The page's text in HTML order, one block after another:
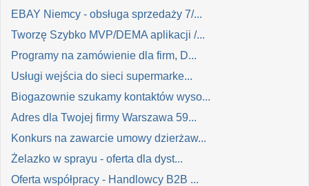
EBAY Niemcy - obsługa sprzedaży 7/...
Tworzę Szybko MVP/DEMA aplikacji /...
Programy na zamówienie dla firm, D...
Usługi wejścia do sieci supermarke...
Biogazownie szukamy kontaktów wyso...
Adres dla Twojej firmy Warszawa 59...
Konkurs na zawarcie umowy dzierżaw...
Żelazko w sprayu - oferta dla dyst...
Oferta współpracy - Handlowcy B2B ...